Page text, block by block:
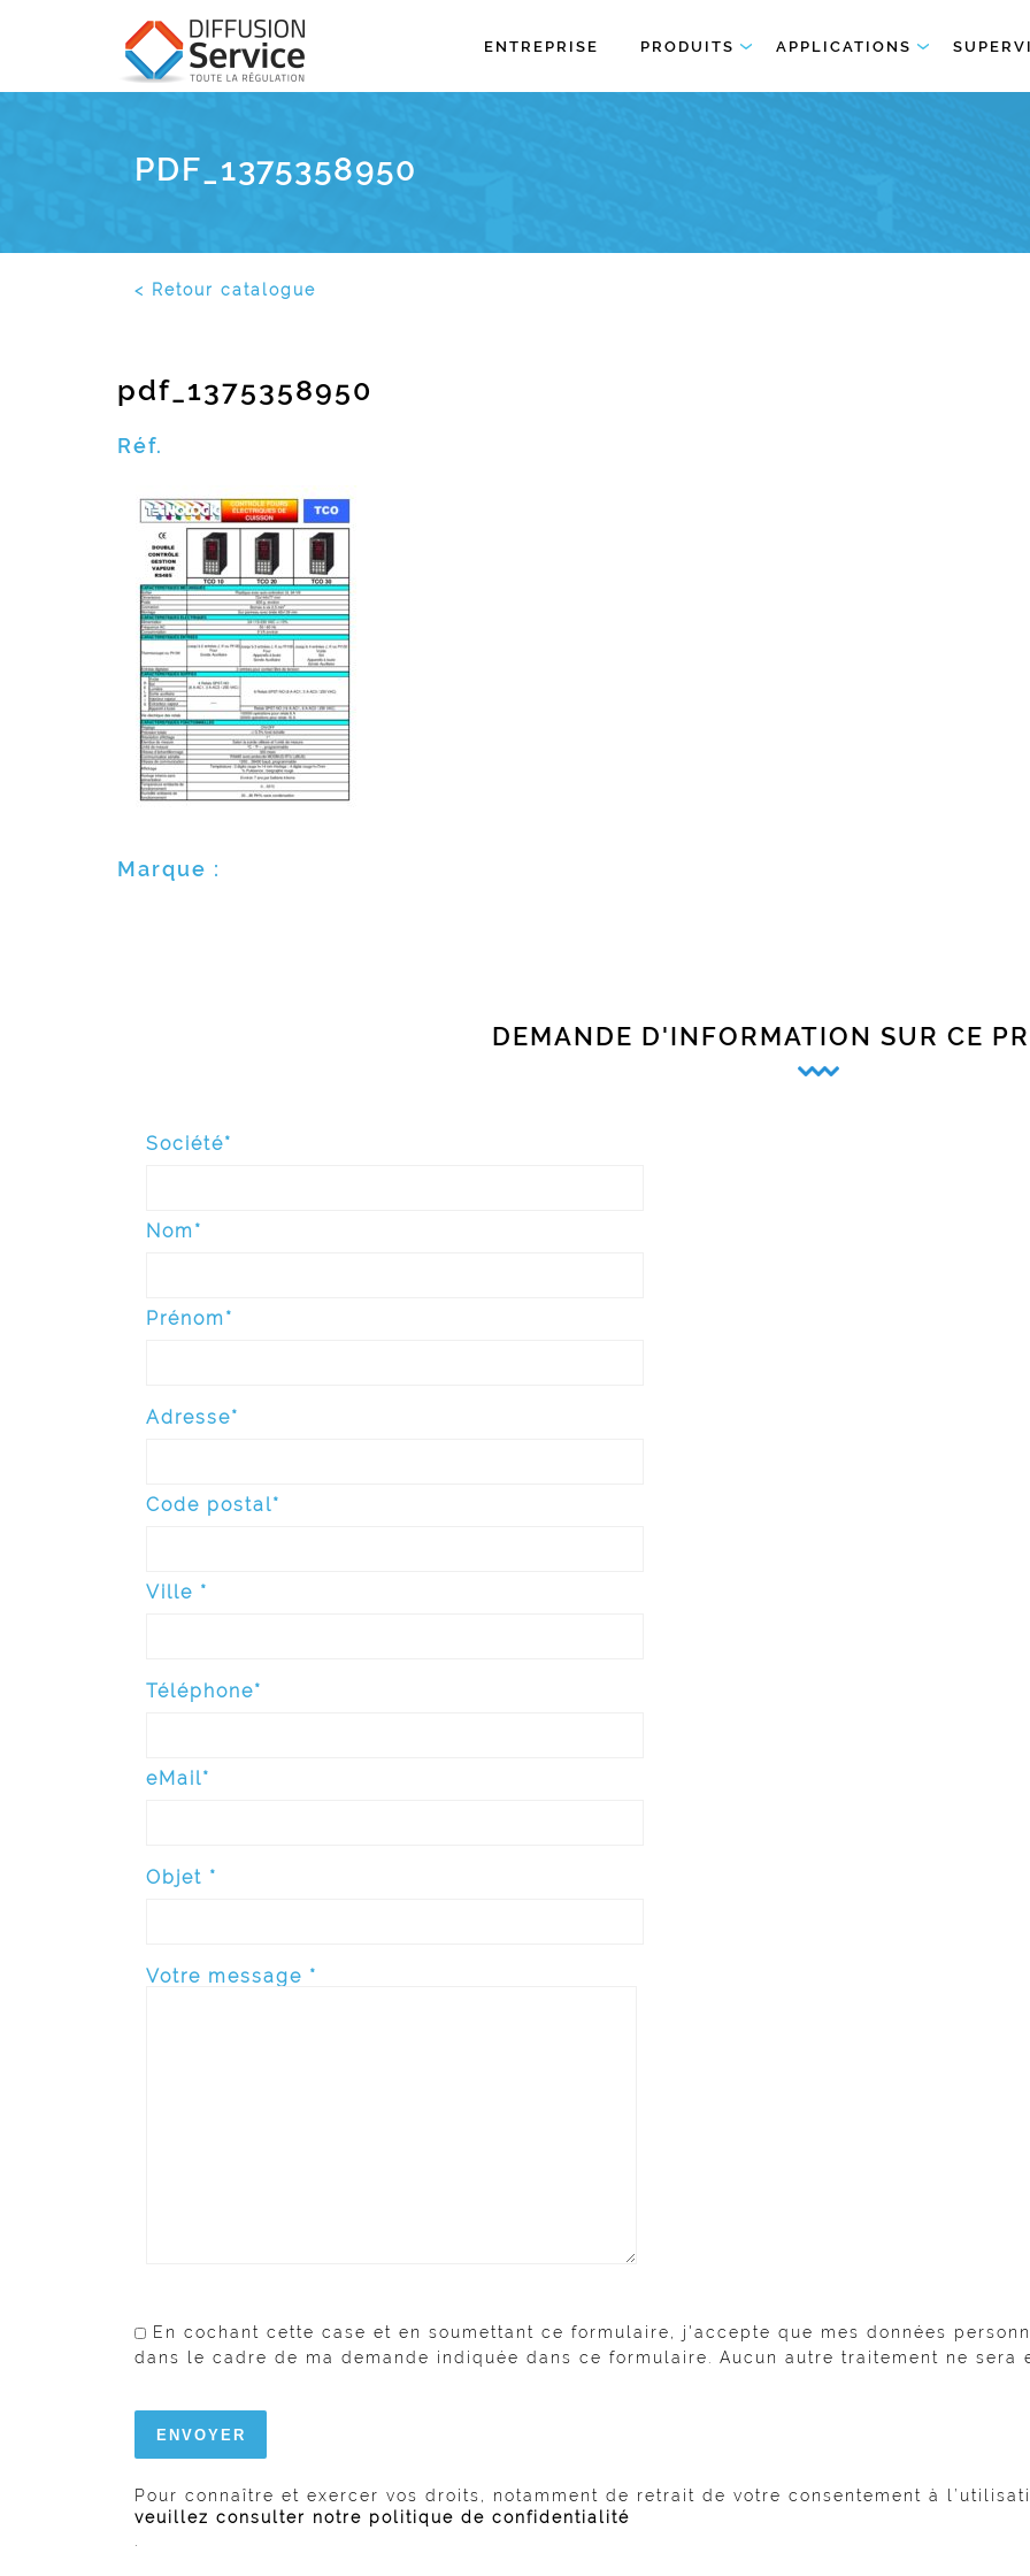
ENTREPRISE PRODUITS APPLICATIONS
PDF_1375358950
< Retour catalogue
pdf_1375358950
Réf.
Marque :
DEMANDE D'INFORMATION SUR CE
Société*
Nom*
Prénom*
Adresse*
Code postal*
Ville *
Téléphone*
eMail*
Objet *
Votre message *
En cochant cette case et en soumettant ce formulaire, j'accepte que mes données
dans le cadre de ma demande indiquée dans ce formulaire. Aucun autre traitement ne sera
Pour connaître et exercer vos droits, notamment de retrait de votre consentement à
veuillez consulter notre politique de confidentialité